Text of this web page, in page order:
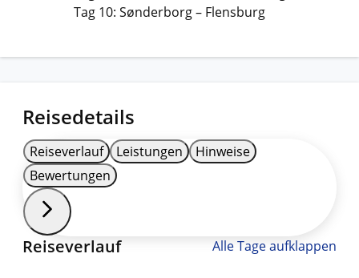
Tag 10: Sønderborg – Flensburg
Reisedetails
Reiseverlauf Leistungen
Hinweise
Bewertungen
Reiseverlauf Alle Tage aufklappen